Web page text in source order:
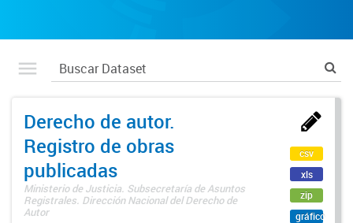
Derecho de autor.
Registro de obras
publicadas
Ministerio de Justicia. Subsecretaría de Asuntos
Registrales. Dirección Nacional del Derecho de
Autor
csv
xls
zip
gráfico